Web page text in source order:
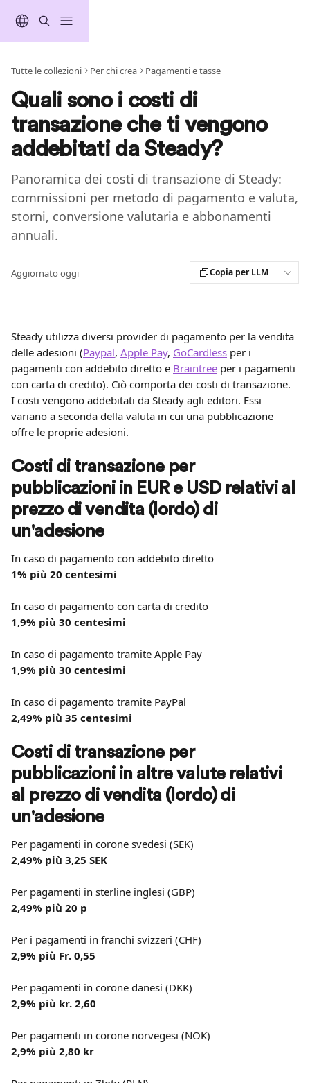
Tutte le collezioni Per chi crea Pagamenti e tasse
Quali sono i costi di
transazione che ti vengono
addebitati da Steady?
Panoramica dei costi di transazione di Steady:
commissioni per metodo di pagamento e valuta,
storni, conversione valutaria e abbonamenti
annuali.
Aggiornato oggi Copia per LLM
Steady utilizza diversi provider di pagamento per la vendita
delle adesioni (Paypal, Apple Pay, GoCardless per i
pagamenti con addebito diretto e Braintree per i pagamenti
con carta di credito). Ciò comporta dei costi di transazione.
I costi vengono addebitati da Steady agli editori. Essi
variano a seconda della valuta in cui una pubblicazione
offre le proprie adesioni.
Costi di transazione per
pubblicazioni in EUR e USD relativi al
prezzo di vendita (lordo) di
un'adesione
In caso di pagamento con addebito diretto
1% più 20 centesimi
In caso di pagamento con carta di credito
1,9% più 30 centesimi
In caso di pagamento tramite Apple Pay
1,9% più 30 centesimi
In caso di pagamento tramite PayPal
2,49% più 35 centesimi
Costi di transazione per
pubblicazioni in altre valute relativi
al prezzo di vendita (lordo) di
un'adesione
Per pagamenti in corone svedesi (SEK)
2,49% più 3,25 SEK
Per pagamenti in sterline inglesi (GBP)
2,49% più 20 p
Per i pagamenti in franchi svizzeri (CHF)
2,9% più Fr. 0,55
Per pagamenti in corone danesi (DKK)
2,9% più kr. 2,60
Per pagamenti in corone norvegesi (NOK)
2,9% più 2,80 kr